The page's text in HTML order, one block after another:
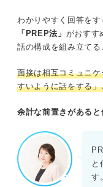
わかりやすく回答をす
「PREP法」 がおすす
話の構成を組み立てる
面接は相互コミュニ
すいように話をする
余計な前置きがあると
と
す